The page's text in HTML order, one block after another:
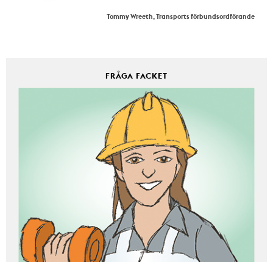
Tommy Wreeth, Transports förbundsordförande
FRÅGA FACKET